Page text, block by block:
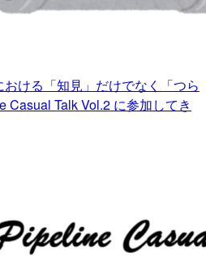
ける「知見」だけでなく「つら
Casual Talk Vol.2 に参加してき